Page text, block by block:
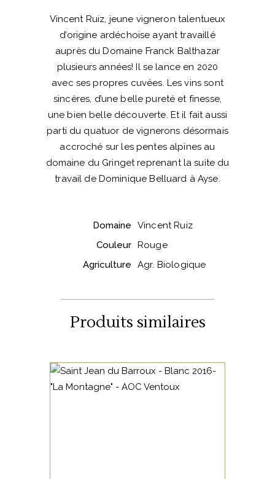
Vincent Ruiz, jeune vigneron talentueux
d’origine ardéchoise ayant travaillé
auprès du Domaine Franck Balthazar
plusieurs années! Il se lance en 2020
avec ses propres cuvées. Les vins sont
sincères, d’une belle pureté et finesse,
une bien belle découverte. Et il fait aussi
parti du quatuor de vignerons désormais
accroché sur les pentes alpines au
domaine du Gringet reprenant la suite du
travail de Dominique Belluard à Ayse.
Domaine
Vincent Ruiz
Couleur
Rouge
Agriculture
Agr. Biologique
Produits similaires
VALLÉE DU RHÔNE